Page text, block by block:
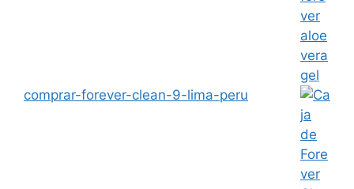
comprar-forever-clean-9-lima-peru